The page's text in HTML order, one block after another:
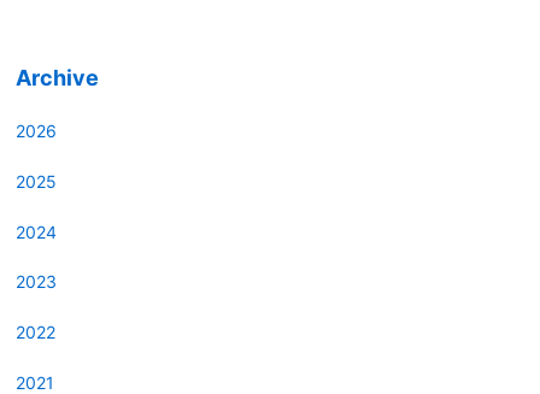
Archive
2026
2025
2024
2023
2022
2021